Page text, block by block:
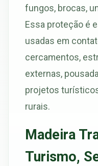
fungos, brocas,
Essa proteção é
usadas em
cercamentos,
externas,
projetos
rurais.
Madeira
Turismo,